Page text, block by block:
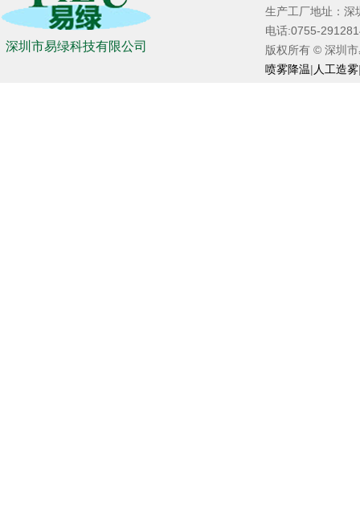
深圳市易绿科技有限公司
生产工厂地址：深
电话:0755-
版权所有 © 深圳
喷雾降温| 人工造雾